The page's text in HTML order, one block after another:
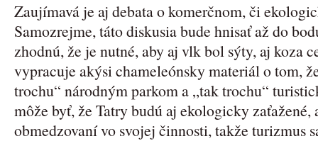
Zaujímavá je aj debata o komerčnom, či
Samozrejme, táto diskusia bude hnisať až do
zhodnú, že je nutné, aby aj vlk bol sýty, aj koza
vypracuje akýsi chameleónsky materiál o tom,
trochu“ národným parkom a „tak trochu“
môže byť, že Tatry budú aj ekologicky
obmedzovaní vo svojej činnosti, takže turizmus